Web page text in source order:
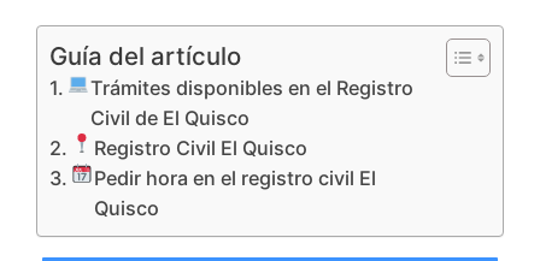
Guía del artículo
Trámites disponibles en el Registro
Civil de El Quisco
Registro Civil El Quisco
Pedir hora en el registro civil El
Quisco